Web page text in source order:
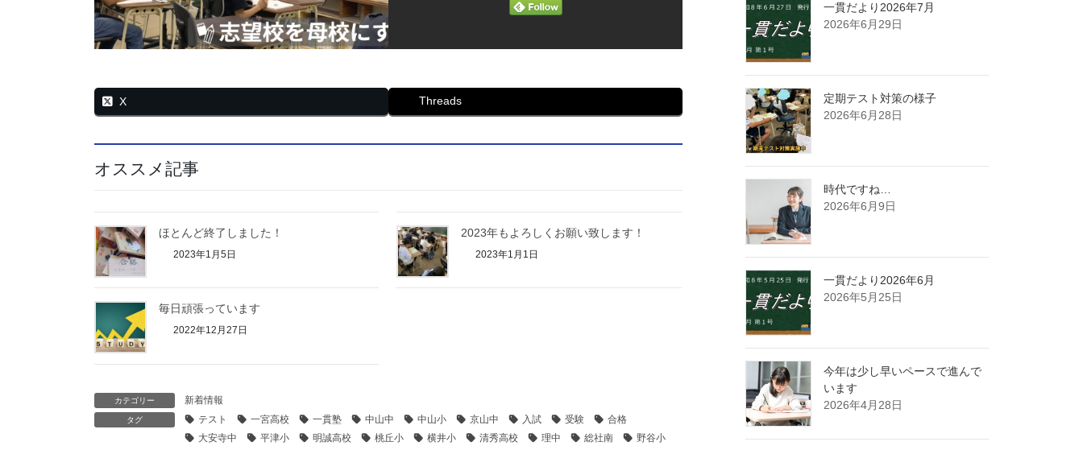
X Threads
オススメ記事
ほとんど終了しました！
2023年1月5日
2023年もよろしくお願い致します！
2023年1月1日
毎日頑張っています
2022年12月27日
カテゴリー 新着情報
タグ テスト 一宮高校 一貫塾 中山中 中山小 京山中 入試 受験
合格
大安寺中
平津小 明誠高校 桃丘小 横井小 清秀高校 理中 総社南
野谷小
一貫だより2026年7月
2026年6月29日
定期テスト対策の様子
2026年6月28日
時代ですね…
2026年6月9日
一貫だより2026年6月
2026年5月25日
今年は少し早いペースで進んで
います
2026年4月28日